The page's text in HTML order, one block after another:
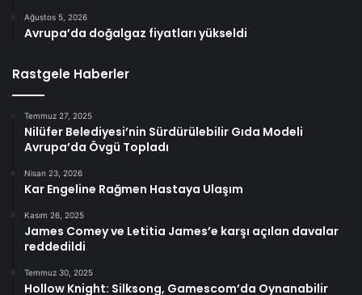
Ağustos 5, 2026
Avrupa’da doğalgaz fiyatları yükseldi
Rastgele Haberler
Temmuz 27, 2025
Nilüfer Belediyesi’nin Sürdürülebilir Gıda Modeli
Avrupa’da Övgü Topladı
Nisan 23, 2026
Kar Engeline Rağmen Hastaya Ulaşım
Kasım 26, 2025
James Comey ve Letitia James’e karşı açılan davalar
reddedildi
Temmuz 30, 2025
Hollow Knight: Silksong, Gamescom’da Oynanabilir